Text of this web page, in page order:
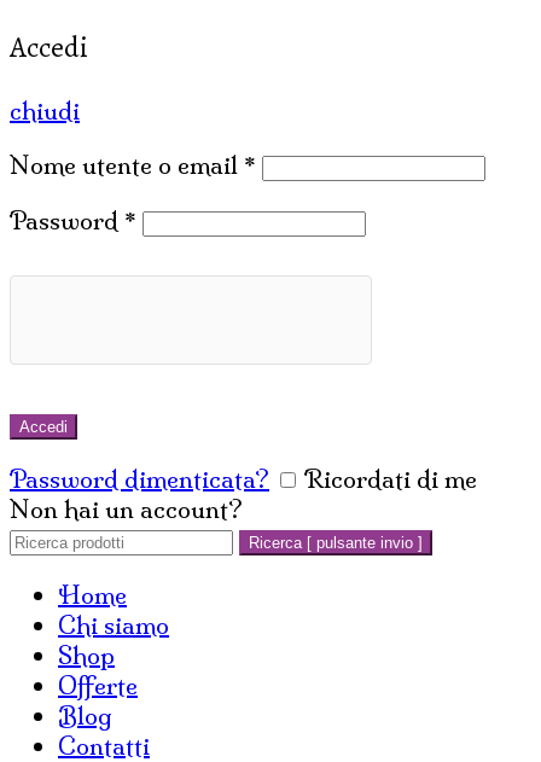
Accedi
chiudi
Nome utente o email *
Password *
Accedi
Password dimenticata?
Ricordati di me
Non hai un account?
Cerca:
Ricerca [ pulsante invio ]
Home
Chi siamo
Shop
Offerte
Blog
Contatti